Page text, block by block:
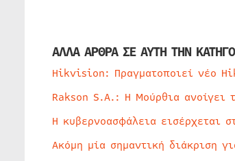
ΑΛΛΑ ΑΡΘΡΑ ΣΕ ΑΥΤΗ ΤΗΝ
Hikvision: Πραγματοποιεί νέο
Rakson S.A.: Η Μούρθια ανοίγει
Η κυβερνοασφάλεια εισέρχεται
Ακόμη μία σημαντική διάκριση